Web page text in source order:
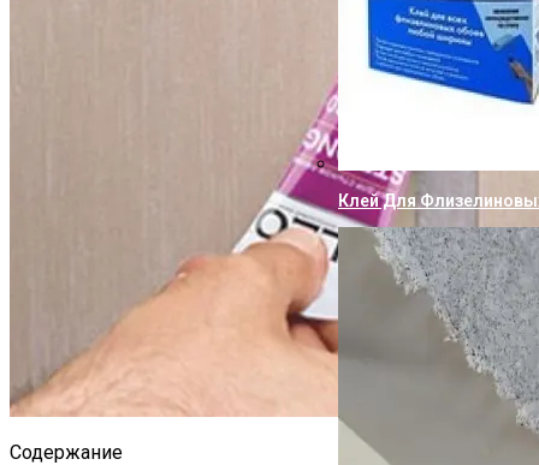
Клей Для
Содержание